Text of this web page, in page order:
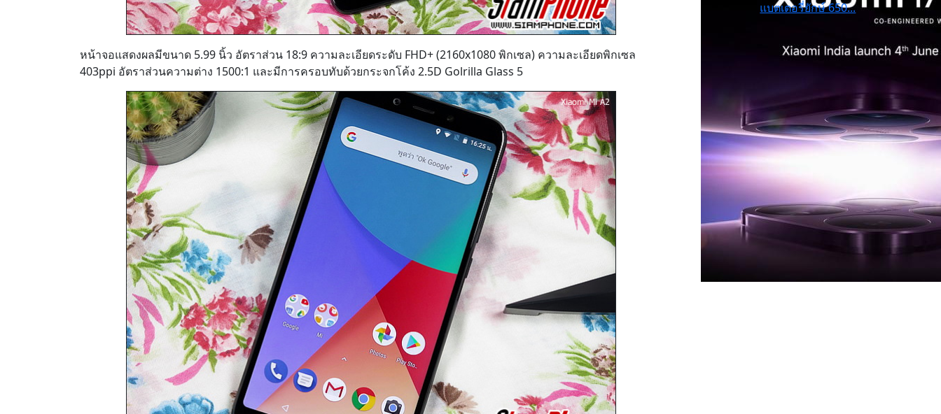
หน้าจอแสดงผลมีขนาด 5.99 นิ้ว อัตราส่วน 18:9 ความละเอียดระดับ FHD+ (2160x1080 พิกเซล) ความละเอียดพิกเซล
403ppi อัตราส่วนความต่าง 1500:1 และมีการครอบทับด้วยกระจกโค้ง 2.5D Golrilla Glass 5
แบตเตอรี่ยักษ์ 650...